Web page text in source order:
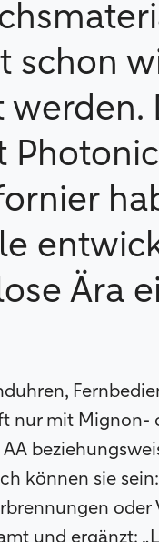
schon
werden.
Ära
nur mit Mignon-
können sie
oder
und ergänzt: